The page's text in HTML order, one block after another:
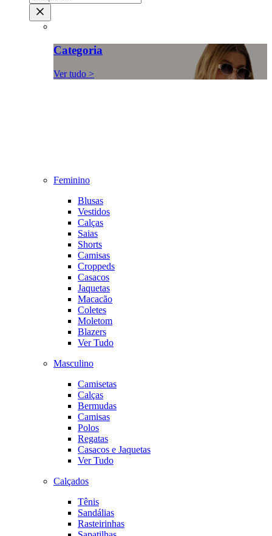
Categoria
Ver tudo >
Feminino
Blusas
Vestidos
Calças
Saias
Shorts
Camisas
Croppeds
Casacos
Jaquetas
Macacão
Coletes
Moletom
Blazers
Ver Tudo
Masculino
Camisetas
Calças
Bermudas
Camisas
Polos
Regatas
Casacos e Jaquetas
Ver Tudo
Calçados
Tênis
Sandálias
Rasteirinhas